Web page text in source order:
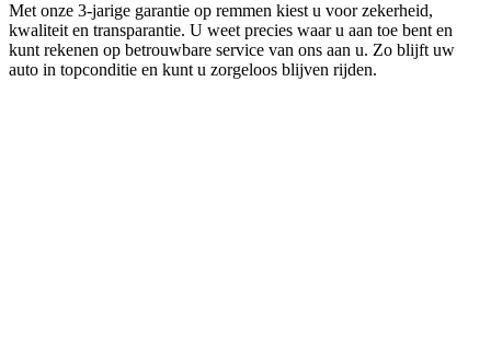
Met onze 3‑jarige garantie op remmen kiest u voor zekerheid,
kwaliteit en transparantie. U weet precies waar u aan toe bent en
kunt rekenen op betrouwbare service van ons aan u. Zo blijft uw
auto in topconditie en kunt u zorgeloos blijven rijden.